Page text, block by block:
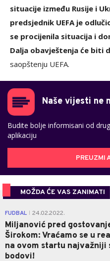
situacije između Rusije i
predsjednik UEFA je
se procijenila situacija i
Dalja obavještenja će biti
saopštenju UEFA.
Naše vijesti ne
Budite bolje informisani od
aplikaciju
PREUZMI
MOŽDA ĆE VAS ZANIMATI
FUDBAL 24.02.2022.
Miljanović pred
Širokom: Vraćamo se u
na ovom startu najvažniji
bodovi!